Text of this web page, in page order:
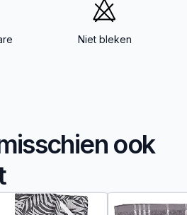
Niet bleken
ook